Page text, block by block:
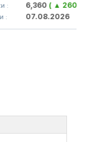
6,360( ▲ 260.04 )
07.08.2026